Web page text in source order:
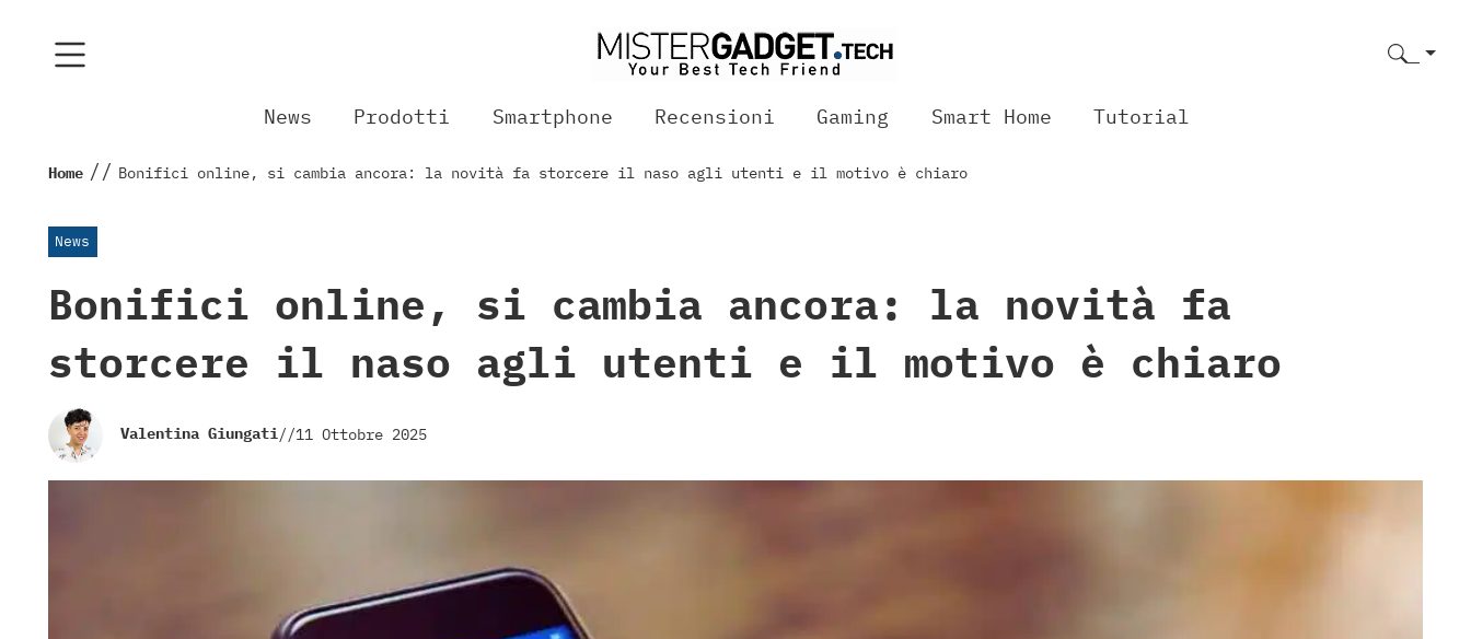
News Prodotti Smartphone Recensioni Gaming Smart Home Tutorial
Home // Bonifici online, si cambia ancora: la novità fa storcere il naso agli utenti e il motivo è chiaro
News
Bonifici online, si cambia ancora: la novità fa
storcere il naso agli utenti e il motivo è chiaro
Valentina Giungati//11 Ottobre 2025